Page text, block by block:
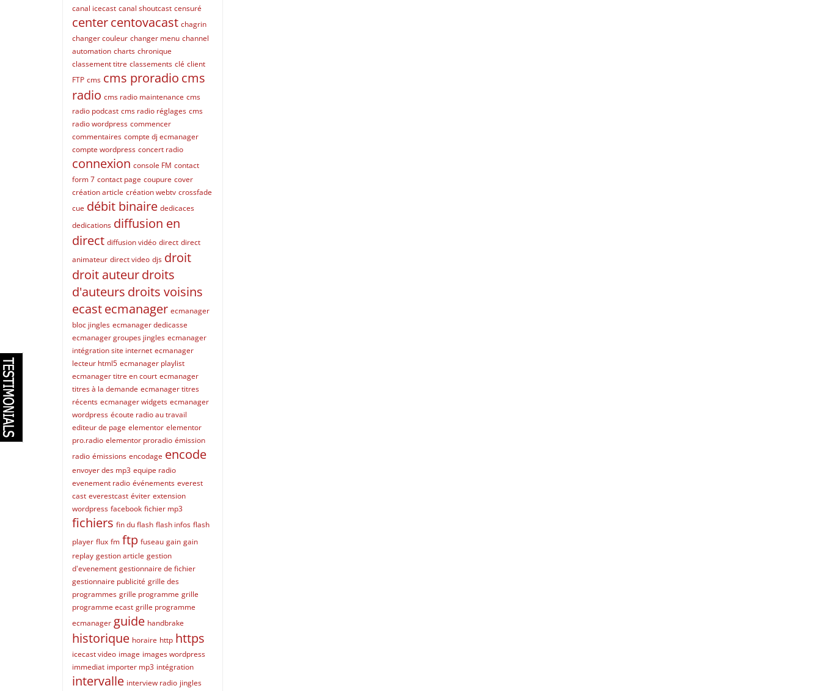
canal icecast canal shoutcast censuré
centercentovacast chagrin
changer couleur changer menu channel
automation charts chronique
classement titre classements clé client
FTP cms cms proradio cms
radio cms radio maintenance cms
radio podcast cms radio réglages cms
radio wordpress commencer
commentaires compte dj ecmanager
compte wordpress concert radio
connexion console FM contact
form 7 contact page coupure cover
création article création webtv crossfade
cue débit binaire dedicaces
dedications diffusion en
direct diffusion vidéo direct direct
animateur direct video djs droit
droit auteurdroits
d'auteurs droits voisins
ecastecmanager ecmanager
bloc jingles ecmanager dedicasse
ecmanager groupes jingles ecmanager
intégration site internet ecmanager
lecteur html5 ecmanager playlist
ecmanager titre en court ecmanager
titres à la demande ecmanager titres
récents ecmanager widgets ecmanager
wordpress écoute radio au travail
editeur de page elementor elementor
pro.radio elementor proradio émission
radio émissions encodage encode
envoyer des mp3 equipe radio
evenement radio événements everest
cast everestcast éviter extension
wordpress facebook fichier mp3
fichiers fin du flash flash infos flash
player flux fm ftp fuseau gain gain
replay gestion article gestion
d'evenement gestionnaire de fichier
gestionnaire publicité grille des
programmes grille programme grille
programme ecast grille programme
ecmanager guide handbrake
historique horaire http https
icecast video image images wordpress
immediat importer mp3 intégration
intervalle interview radio jingles